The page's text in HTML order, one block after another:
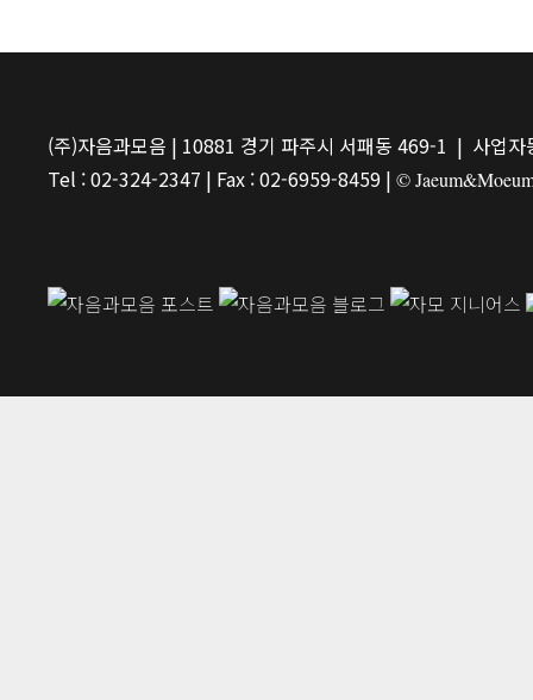
(주)자음과모음 | 10881 경기 파주시 서패동 469-1 | 사업
Tel : 02-324-2347 | Fax : 02-6959-8459 | ©